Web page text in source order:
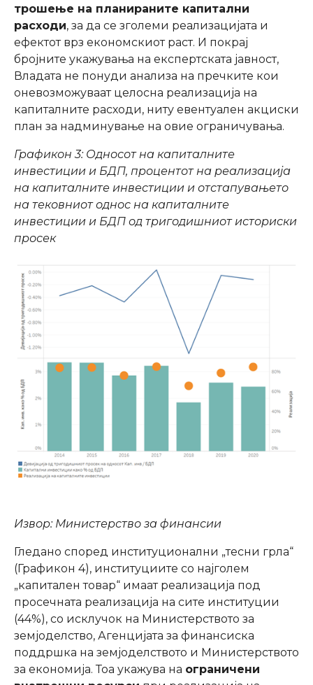
трошење на планираните капитални
расходи, за да се зголеми реализацијата и
ефектот врз економскиот раст. И покрај
бројните укажувања на експертската јавност,
Владата не понуди анализа на пречките кои
оневозможуваат целосна реализација на
капиталните расходи, ниту евентуален акциски
план за надминување на овие ограничувања.
Графикон 3: Односот на капиталните
инвестиции и БДП, процентот на реализација
на капиталните инвестиции и отстапувањето
на тековниот однос на капиталните
инвестиции и БДП од тригодишниот историски
просек
Извор: Министерство за финансии
Гледано според институционални „тесни грла“
(Графикон 4), институциите со најголем
„капитален товар“ имаат реализација под
просечната реализација на сите институции
(44%), со исклучок на Министерството за
земјоделство, Агенцијата за финансиска
поддршка на земјоделството и Министерството
за економија. Тоа укажува на ограничени